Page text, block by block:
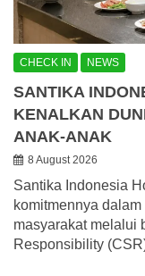
CHECK IN NEWS
SANTIKA
KENALKAN
ANAK-ANAK
8 August 2026
Santika Indonesia
komitmennya
masyarakat melalui
Responsibility